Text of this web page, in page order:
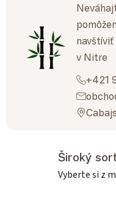
navštíviť
v Nitre
+421
Široký
Vyberte si z